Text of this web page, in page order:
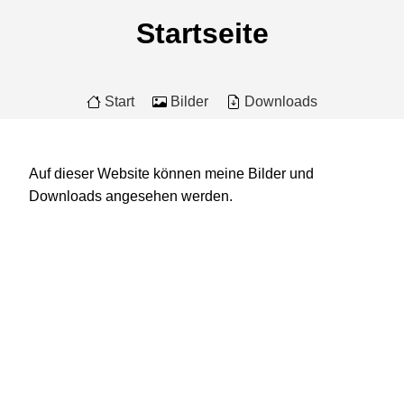
Startseite
Start Bilder Downloads
Auf dieser Website können meine Bilder und
Downloads angesehen werden.